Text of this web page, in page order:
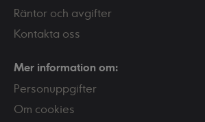
Räntor och avgifter
Kontakta oss
Mer information om:
Personuppgifter
Om cookies